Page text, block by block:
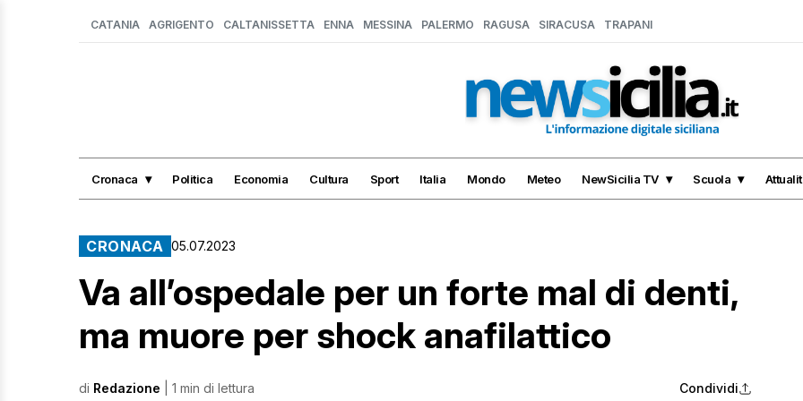
CATANIA AGRIGENTO CALTANISSETTA ENNA MESSINA PALERMO RAGUSA SIRACUSA TRAPANI
Cronaca Politica Economia Cultura Sport Italia Mondo Meteo NewSicilia TV Scuola
CRONACA 05.07.2023
Va all’ospedale per un forte mal di denti,
ma muore per shock anafilattico
di Redazione | 1 min di lettura Condividi